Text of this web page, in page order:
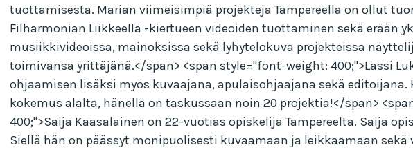
tuottamisesta. Marian viimeisimpiä projekteja Tampereella on ollut
Filharmonian Liikkeellä -kiertueen videoiden tuottaminen sekä
musiikkivideoissa, mainoksissa sekä lyhytelokuva projekteissa
toimivansa yrittäjänä.</span> <span style="font-weight: 400;">Lassi
ohjaamisen lisäksi myös kuvaajana, apulaisohjaajana sekä
kokemus alalta, hänellä on taskussaan noin 20 projektia!</span>
400;">Saija Kaasalainen on 22-vuotias opiskelija Tampereelta. Saija
Siellä hän on päässyt monipuolisesti kuvaamaan ja leikkaamaan